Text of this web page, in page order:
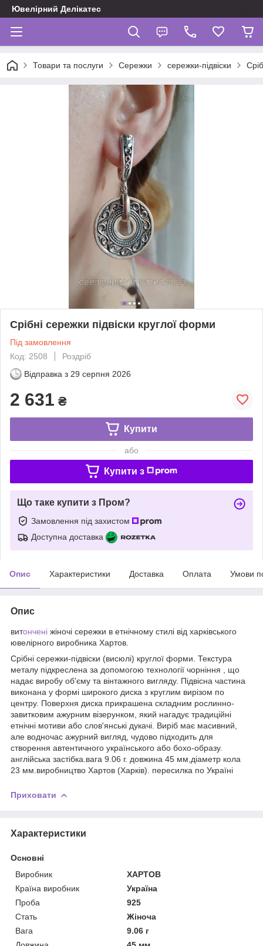
Ювелірний Делікатес
Товари та послуги Сережки сережки-підвіски
Срібні сережки підвіски круглої форми
Під замовлення
Код: 2508
Роздріб
Відправка з 29 серпня 2026
2 631 ₴
Купити
або
Купити з
Що таке купити з Пром?
Замовлення під захистом
Доступна доставка
Опис Характеристики Доставка Оплата Умови
Опис
витончені жіночі сережки в етнічному стилі від харківського
ювелірного виробника Хартов.
Срібні сережки-підвіски (висюлі) круглої форми. Текстура
металу підкреслена за допомогою технології чорніння , що
надає виробу об'єму та вінтажного вигляду. Підвісна частина
виконана у формі широкого диска з круглим вирізом по
центру. Поверхня диска прикрашена складним рослинно-
завитковим ажурним візерунком, який нагадує традиційні
етнічні мотиви або слов'янські дукачі. Виріб має масивний,
але водночас ажурний вигляд, чудово підходить для
створення автентичного українського або бохо-образу.
англійська застібка.вага 9.06 г. довжина 45 мм,діаметр кола
23 мм.виробництво Хартов (Харків). пересилка по Україні
Приховати
Характеристики
Основні
Виробник
ХАРТОВ
Країна виробник
Україна
Проба
925
Стать
Жіноча
Вага
9.06 г